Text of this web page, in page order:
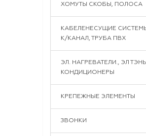
ХОМУТЫ СКОБЫ, ПОЛОСА
КАБЕЛЕНЕСУЩИЕ
К/КАНАЛ, ТРУБА ПВХ
ЭЛ. НАГРЕВАТЕЛИ., ЭЛ
КОНДИЦИОНЕРЫ
КРЕПЕЖНЫЕ ЭЛЕМЕНТЫ
ЗВОНКИ